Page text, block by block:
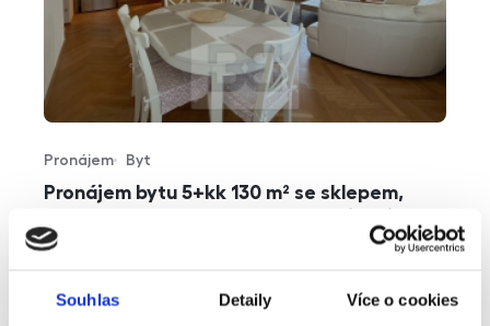
Souhlas Detaily Více o cookies
Pronájem bytu 5+kk 130 m² se sklepem,
Typ nabídky
Pronájem
Typ nemovitosti
Byt
funkce
parkování sklep výtah